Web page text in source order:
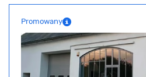
Promowany